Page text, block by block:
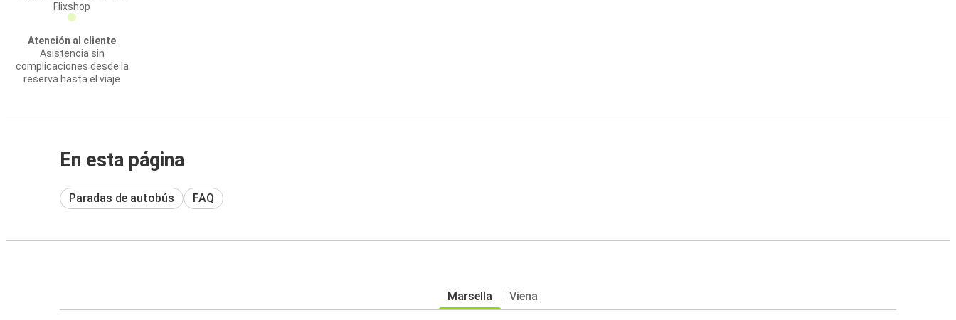
Flixshop
Atención al cliente
Asistencia sin
complicaciones desde la
reserva hasta el viaje
En esta página
Paradas de autobús FAQ
Marsella Viena